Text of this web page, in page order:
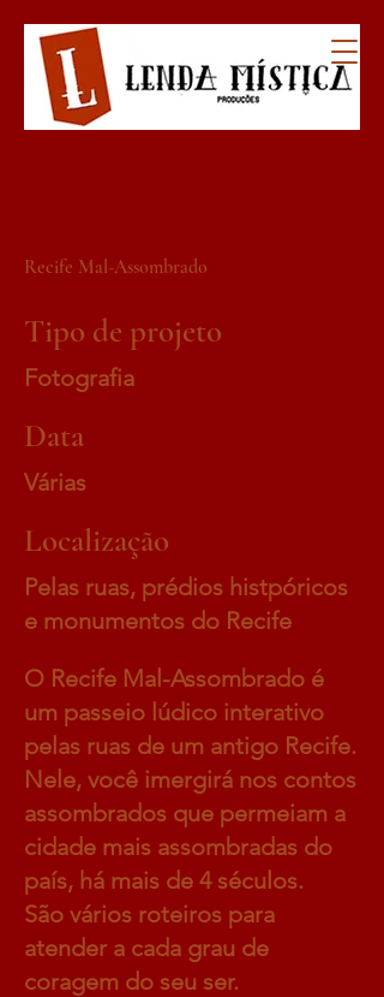
Recife Mal-Assombrado
Tipo de projeto
Fotografia
Data
Várias
Localização
Pelas ruas, prédios histpóricos
e monumentos do Recife
O Recife Mal-Assombrado é
um passeio lúdico interativo
pelas ruas de um antigo Recife.
Nele, você imergirá nos contos
assombrados que permeiam a
cidade mais assombradas do
país, há mais de 4 séculos.
São vários roteiros para
atender a cada grau de
coragem do seu ser.